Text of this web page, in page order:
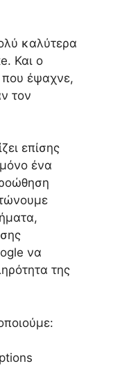
καλύτερα
Και ο
που έψαχνε,
τον
επίσης
ένα
να
της